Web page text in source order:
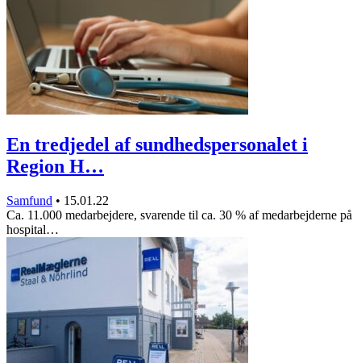
En tredjedel af sundhedspersonalet i
Region H…
Samfund • 15.01.22
Ca. 11.000 medarbejdere, svarende til ca. 30 % af medarbejderne på
hospital…